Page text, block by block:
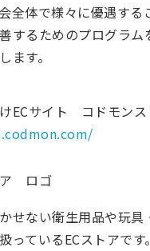
全体で様々に優遇する
するためのプログラム
ます。
ECサイト コドモンス
ア ロゴ
せない衛生用品や玩具
っているECストアです